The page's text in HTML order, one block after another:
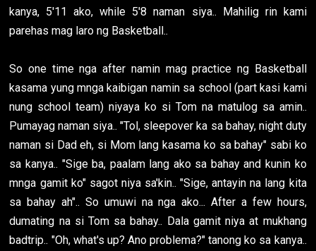
kanya, 5'11 ako, while 5'8 naman siya.. Mahilig rin kami
parehas mag laro ng Basketball..
So one time nga after namin mag practice ng Basketball
kasama yung mnga kaibigan namin sa school (part kasi kami
nung school team) niyaya ko si Tom na matulog sa amin..
Pumayag naman siya.. "Tol, sleepover ka sa bahay, night duty
naman si Dad eh, si Mom lang kasama ko sa bahay" sabi ko
sa kanya.. "Sige ba, paalam lang ako sa bahay and kunin ko
mnga gamit ko" sagot niya sa'kin.. "Sige, antayin na lang kita
sa bahay ah".. So umuwi na nga ako... After a few hours,
dumating na si Tom sa bahay.. Dala gamit niya at mukhang
badtrip.. "Oh, what's up? Ano problema?" tanong ko sa kanya..